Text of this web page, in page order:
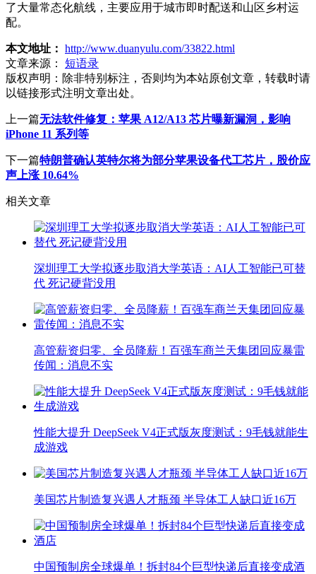
了大量常态化航线，主要应用于城市即时配送和山区乡村运
配。
本文地址： http://www.duanyulu.com/33822.html
文章来源：
短语录
版权声明： 除非特别标注，否则均为本站原创文章，转载时请
以链接形式注明文章出处。
上一篇无法软件修复：苹果 A12/A13 芯片曝新漏洞，影响
iPhone 11 系列等
下一篇特朗普确认英特尔将为部分苹果设备代工芯片，股价应
声上涨 10.64%
相关文章
深圳理工大学拟逐步取消大学英语：AI人工智能已可替
代 死记硬背没用
高管薪资归零、全员降薪！百强车商兰天集团回应暴雷
传闻：消息不实
性能大提升 DeepSeek V4正式版灰度测试：9毛钱就能生
成游戏
美国芯片制造复兴遇人才瓶颈 半导体工人缺口近16万
中国预制房全球爆单！拆封84个巨型快递后直接变成酒